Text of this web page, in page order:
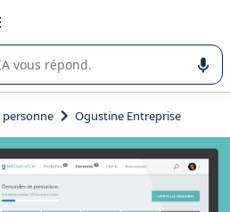
l'utilisation ou la sélection de
personne Ogustine Entreprise